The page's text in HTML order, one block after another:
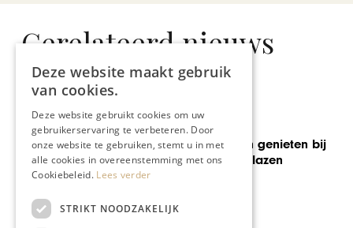
Gerelateerd nieuws
bij
Poulissen Audio Video
opnieuw beste van
Deze website maakt gebruik
van cookies.
Deze website gebruikt cookies om uw
gebruikerservaring te verbeteren. Door
onze website te gebruiken, stemt u in met
alle cookies in overeenstemming met ons
Cookiebeleid. Lees verder
STRIKT NOODZAKELIJK